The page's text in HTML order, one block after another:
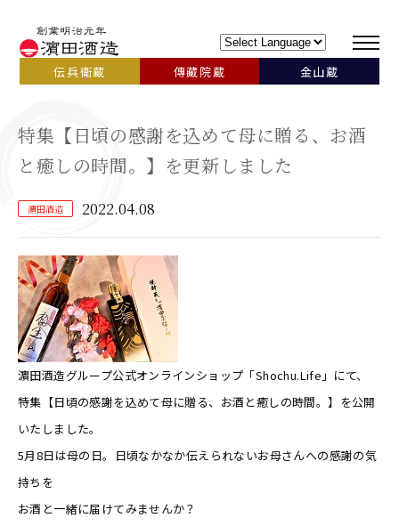
伝兵衛蔵 傳藏院蔵 金山蔵
特集【日頃の感謝を込めて母に贈る、お酒
と癒しの時間。】を更新しました
濵田酒造 2022.04.08
濵田酒造グループ公式オンラインショップ「Shochu.Life」にて、
特集【日頃の感謝を込めて母に贈る、お酒と癒しの時間。】を公開
いたしました。
5月8日は母の日。日頃なかなか伝えられないお母さんへの感謝の気
持ちを
お酒と一緒に届けてみませんか？